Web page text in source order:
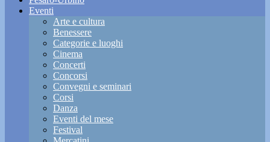
Eventi
Arte e cultura
Benessere
Categorie e luoghi
Cinema
Concerti
Concorsi
Convegni e seminari
Corsi
Danza
Eventi del mese
Festival